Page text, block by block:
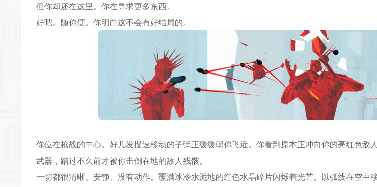
但你却还在这里。你在寻求更多东西。
好吧。随你便。你明白这不会有好结局的。
你位在枪战的中心。好几发慢速移动的子弹正缓缓朝你飞近。你看到原本正冲向你的亮红色敌
武器，踏过不久前才被你击倒在地的敌人残骸。
一切都很清晰、安静、没有动作。覆满冰冷水泥地的红色水晶碎片闪烁着光芒。以弧线在空中